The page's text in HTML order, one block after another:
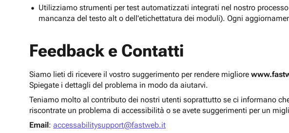
Utilizziamo strumenti per test automatizzati integrati nel nostro
mancanza del testo alt o dell'etichettatura dei moduli). Ogni
Feedback e Contatti
Siamo lieti di ricevere il vostro suggerimento per rendere migliore
Spiegate i dettagli del problema in modo da aiutarvi.
Teniamo molto al contributo dei nostri utenti soprattutto se ci informano
riscontrate un problema di accessibilità o se avete suggerimenti per un
Email: accessabilitysupport@fastweb.it